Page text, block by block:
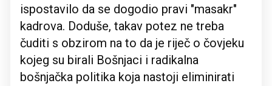
ispostavilo da se dogodio pravi "masakr"
kadrova. Doduše, takav potez ne treba
čuditi s obzirom na to da je riječ o čovjeku
kojeg su birali Bošnjaci i radikalna
bošnjačka politika koja nastoji eliminirati